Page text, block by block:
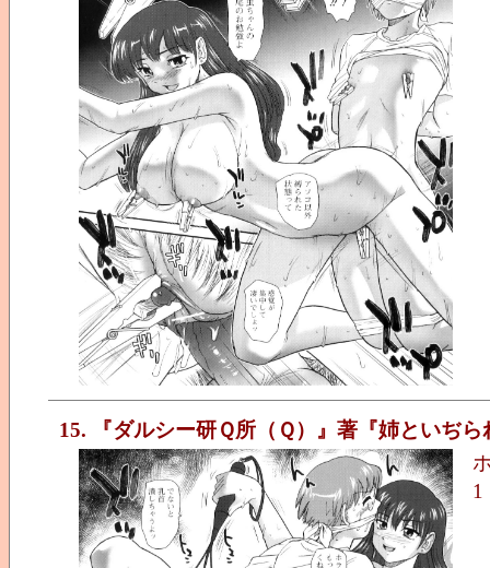
15. 『ダルシー研Ｑ所（Ｑ）』著『姉といぢ
1